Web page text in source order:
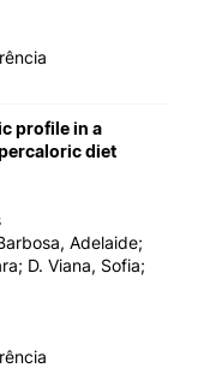
profile in a
diet
Adelaide;
D. Viana, Sofia;